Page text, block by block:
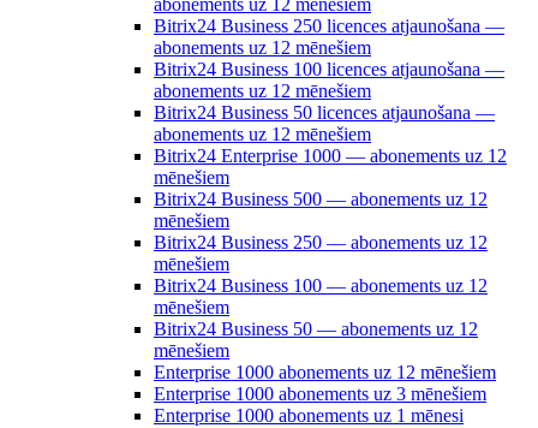
Bitrix24 Business 250 licences atjaunošana —
abonements uz 12 mēnešiem
Bitrix24 Business 100 licences atjaunošana —
abonements uz 12 mēnešiem
Bitrix24 Business 50 licences atjaunošana —
abonements uz 12 mēnešiem
Bitrix24 Enterprise 1000 — abonements uz 12
mēnešiem
Bitrix24 Business 500 — abonements uz 12
mēnešiem
Bitrix24 Business 250 — abonements uz 12
mēnešiem
Bitrix24 Business 100 — abonements uz 12
mēnešiem
Bitrix24 Business 50 — abonements uz 12
mēnešiem
Enterprise 1000 abonements uz 12 mēnešiem
Enterprise 1000 abonements uz 3 mēnešiem
Enterprise 1000 abonements uz 1 mēnesi